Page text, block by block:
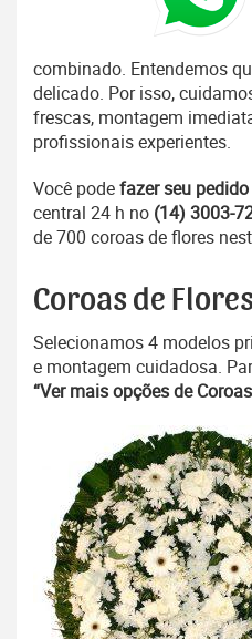
combinado. Entendemos
delicado. Por isso,
frescas, montagem
profissionais experientes.
Você podefazer seu
central 24 h no (14) 3003-
de 700 coroas de flores
Coroas de
Selecionamos 4 modelos
e montagem cuidadosa.
“Ver mais opções de